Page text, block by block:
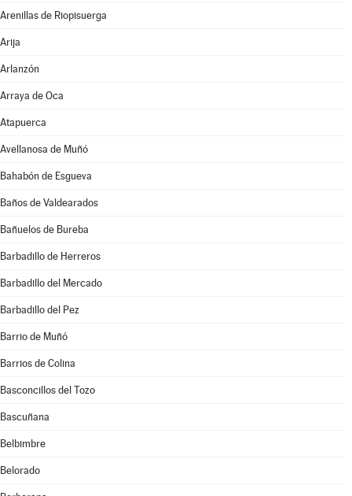
Arenillas de Riopisuerga
Arija
Arlanzón
Arraya de Oca
Atapuerca
Avellanosa de Muñó
Bahabón de Esgueva
Baños de Valdearados
Bañuelos de Bureba
Barbadillo de Herreros
Barbadillo del Mercado
Barbadillo del Pez
Barrio de Muñó
Barrios de Colina
Basconcillos del Tozo
Bascuñana
Belbimbre
Belorado